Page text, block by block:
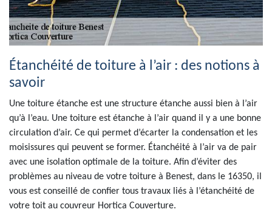
Étanchéité de toiture à l’air : des notions à
savoir
Une toiture étanche est une structure étanche aussi bien à l’air
qu’à l’eau. Une toiture est étanche à l’air quand il y a une bonne
circulation d’air. Ce qui permet d’écarter la condensation et les
moisissures qui peuvent se former. Étanchéité à l’air va de pair
avec une isolation optimale de la toiture. Afin d’éviter des
problèmes au niveau de votre toiture à Benest, dans le 16350, il
vous est conseillé de confier tous travaux liés à l’étanchéité de
votre toit au couvreur Hortica Couverture.